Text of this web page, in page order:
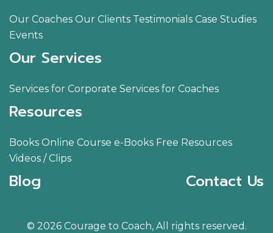
Our Coaches Our Clients Testimonials Case Studies
Events
Our Services
Services for Corporate Services for Coaches
Resources
Books Online Course e-Books Free Resources
Videos / Clips
Blog Contact Us
© 2026 Courage to Coach, All rights reserved.